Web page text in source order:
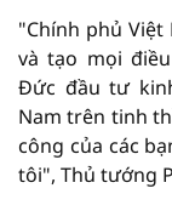
"Chính phủ
và tạo mọi
Đức đầu tư
Nam trên tinh
công của các
tôi", Thủ tướng